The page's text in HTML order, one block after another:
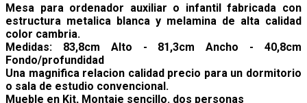
Mesa para ordenador auxiliar o infantil fabricada con
estructura metalica blanca y melamina de alta calidad
color cambria.
Medidas: 83,8cm Alto - 81,3cm Ancho - 40,8cm
Fondo/profundidad
Una magnifica relacion calidad precio para un dormitorio
o sala de estudio convencional.
Mueble en Kit, Montaje sencillo. dos personas